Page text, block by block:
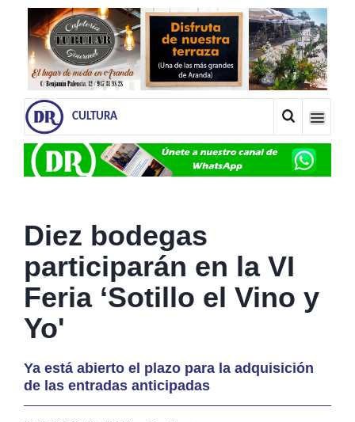
CULTURA
Diez bodegas
participarán en la VI
Feria ‘Sotillo el Vino y
Yo'
Ya está abierto el plazo para la adquisición
de las entradas anticipadas